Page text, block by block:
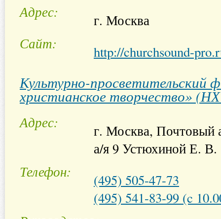
Адрес
г. Москва
Сайт
http://churchsound-
Культурно-просветительский
христианское творчество»
Адрес
г. Москва, Почтовый
а/я 9 Устюхиной Е. В.
Телефон
(495) 505-47-73
(495) 541-83-99 (c